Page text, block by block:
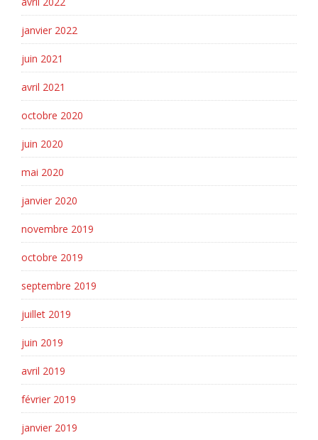
janvier 2022
juin 2021
avril 2021
octobre 2020
juin 2020
mai 2020
janvier 2020
novembre 2019
octobre 2019
septembre 2019
juillet 2019
juin 2019
avril 2019
février 2019
janvier 2019